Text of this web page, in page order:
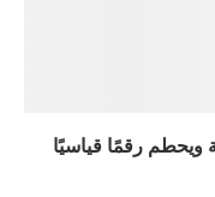
ويحطم رقمًا قياسيًا